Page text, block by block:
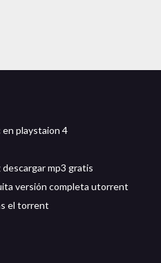
en playstaion 4
mp3 gratis
versión completa utorrent
el torrent